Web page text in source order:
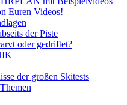
Euren Videos!
der Piste
oder gedriftet?
der großen Skitests